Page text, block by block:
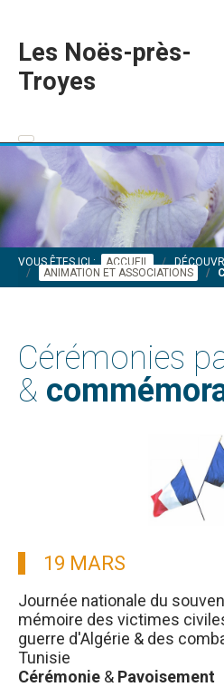
Les Noës-près-
Troyes
VOUS ÊTES ICI : ACCUEIL
ANIMATION ET ASSOCIATIONS
Cérémonies
&
19 MARS
Journée nationale du
mémoire des victimes
guerre d'Algérie & des
Tunisie
Cérémonie & Pavoisement